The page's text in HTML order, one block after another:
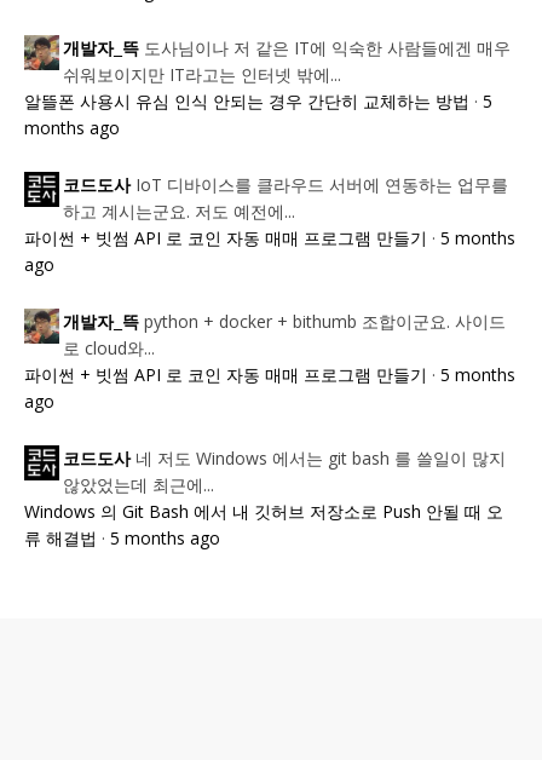
개발자_뜩 도사님이나 저 같은 IT에 익숙한 사람들에겐 매우
쉬워보이지만 IT라고는 인터넷 밖에...
알뜰폰 사용시 유심 인식 안되는 경우 간단히 교체하는 방법 · 5
months ago
코드도사 IoT 디바이스를 클라우드 서버에 연동하는 업무를
하고 계시는군요. 저도 예전에...
파이썬 + 빗썸 API 로 코인 자동 매매 프로그램 만들기 · 5 months
ago
개발자_뜩 python + docker + bithumb 조합이군요. 사이드
로 cloud와...
파이썬 + 빗썸 API 로 코인 자동 매매 프로그램 만들기 · 5 months
ago
코드도사 네 저도 Windows 에서는 git bash 를 쓸일이 많지
않았었는데 최근에...
Windows 의 Git Bash 에서 내 깃허브 저장소로 Push 안될 때 오
류 해결법 · 5 months ago